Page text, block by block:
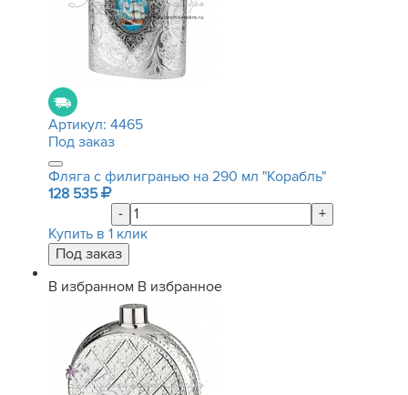
Артикул: 4465
Под заказ
Фляга с филигранью на 290 мл "Корабль"
128 535
-
+
Купить в 1 клик
В избранном В избранное